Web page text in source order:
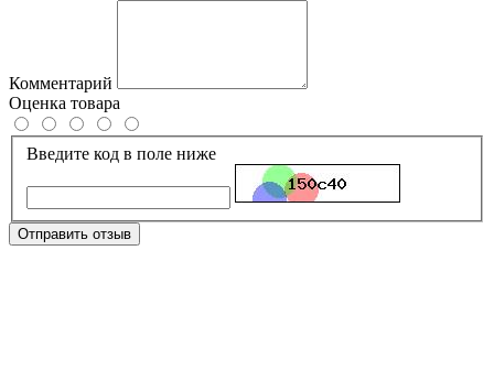
Комментарий
Оценка товара
Введите код в поле ниже
Отправить отзыв